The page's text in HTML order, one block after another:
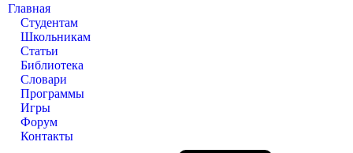
Главная
Студентам
Школьникам
Статьи
Библиотека
Словари
Программы
Игры
Форум
Контакты